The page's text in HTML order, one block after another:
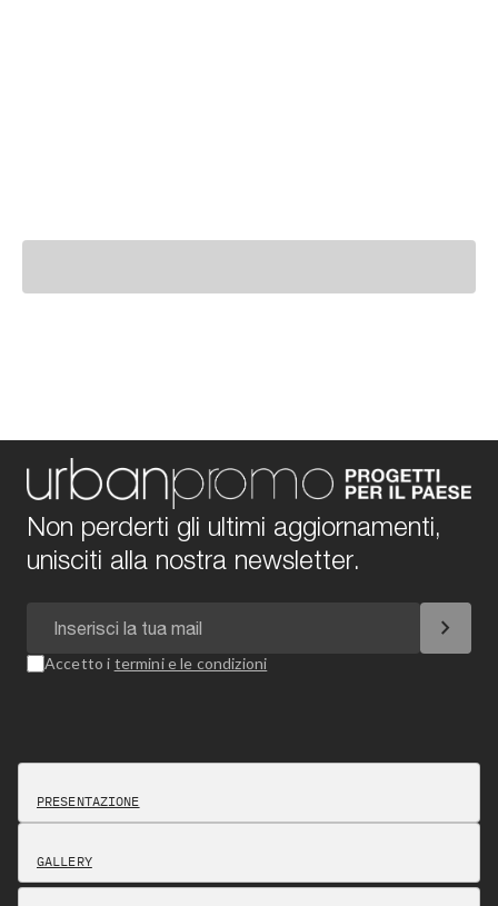
Non perderti gli ultimi aggiornamenti,
unisciti alla nostra newsletter.
chevron_right
Accetto i termini e le condizioni
PRESENTAZIONE
GALLERY